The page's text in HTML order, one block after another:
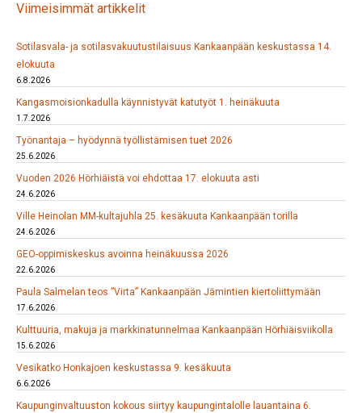
Viimeisimmät artikkelit
Sotilasvala- ja sotilasvakuutustilaisuus Kankaanpään keskustassa 14.
elokuuta
6.8.2026
Kangasmoisionkadulla käynnistyvät katutyöt 1. heinäkuuta
1.7.2026
Työnantaja – hyödynnä työllistämisen tuet 2026
25.6.2026
Vuoden 2026 Hörhiäistä voi ehdottaa 17. elokuuta asti
24.6.2026
Ville Heinolan MM-kultajuhla 25. kesäkuuta Kankaanpään torilla
24.6.2026
GEO-oppimiskeskus avoinna heinäkuussa 2026
22.6.2026
Paula Salmelan teos ”Virta” Kankaanpään Jämintien kiertoliittymään
17.6.2026
Kulttuuria, makuja ja markkinatunnelmaa Kankaanpään Hörhiäisviikolla
15.6.2026
Vesikatko Honkajoen keskustassa 9. kesäkuuta
6.6.2026
Kaupunginvaltuuston kokous siirtyy kaupungintalolle lauantaina 6.